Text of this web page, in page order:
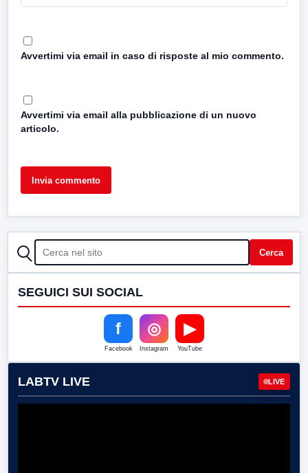
Avvertimi via email in caso di risposte al mio commento.
Avvertimi via email alla pubblicazione di un nuovo
articolo.
CERCA Cerca
SEGUICI SUI SOCIAL
f
Facebook
◎
Instagram
▶
YouTube
LABTV LIVE LIVE